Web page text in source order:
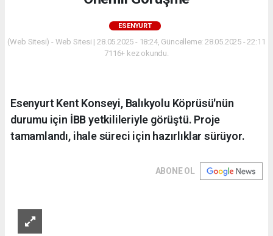
ESENYURT
(Web Sitesi) - Web Sitesi | 28.05.2025 - 18:24, Güncelleme: 28.05.2025 - 22:11
7116+ kez okundu.
Esenyurt Kent Konseyi, Balıkyolu Köprüsü'nün
durumu için İBB yetkilileriyle görüştü. Proje
tamamlandı, ihale süreci için hazırlıklar sürüyor.
ABONE OL